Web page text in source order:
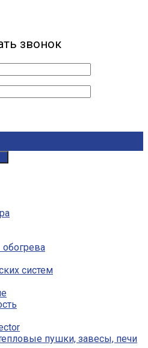
звонок
систем
пушки, завесы, печи